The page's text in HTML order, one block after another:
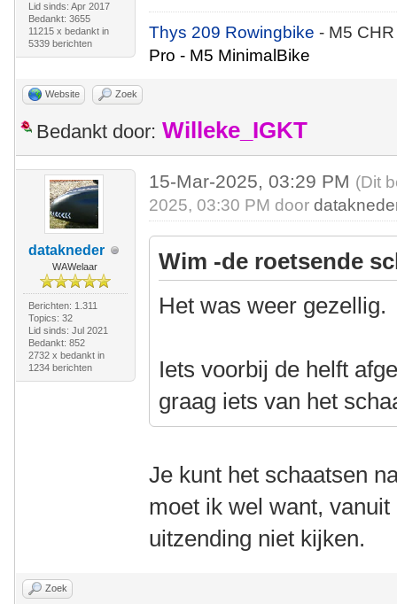
Lid sinds: Apr 2017
Bedankt: 3655
11215 x bedankt in
5339 berichten
Thys 209 Rowingbike- M5
Pro - M5 MinimalBike
Website Zoek
Bedankt door: Willeke_IGKT
datakneder
WAWelaar
Berichten: 1.311
Topics: 32
Lid sinds: Jul 2021
Bedankt: 852
2732 x bedankt in
1234 berichten
15-Mar-2025, 03:29 PM (Dit
2025, 03:30 PM door
Wim -de roetsende
Het was weer gezellig.
Iets voorbij de helft
graag iets van het
Je kunt het schaatsen
moet ik wel want,
uitzending niet kijken.
Zoek